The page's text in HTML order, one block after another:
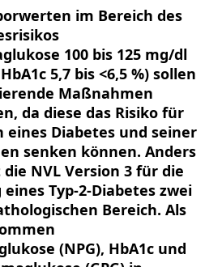
im Bereich des
100 bis 125 mg/dl
5,7 bis <6,5 %) sollen
Maßnahmen
da diese das Risiko für
Diabetes und seiner
senken können. Anders
NVL Version 3 für die
Typ-2-Diabetes zwei
Bereich. Als
(NPG), HbA1c und